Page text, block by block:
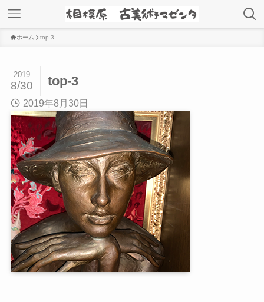
ホーム top-3
top-3
2019
8/30
2019年8月30日